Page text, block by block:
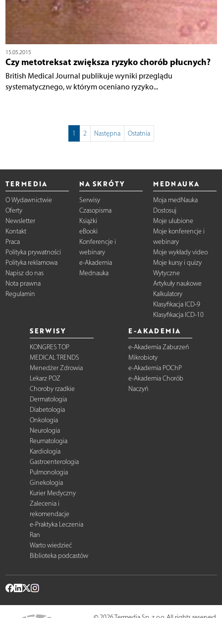
15.05.2015
Czy metotreksat zwiększa ryzyko chorób płucnych?
British Medical Journal publikuje wyniki przeglądu
systematycznego, w którym oceniano ryzyko...
1 2 Następna Ostatnia
TERMEDIA
O Wydawnictwie
Oferty
Newsletter
Kontakt
Praca
Polityka prywatności
Polityka reklamowa
Napisz do nas
Nota prawna
Regulamin
NA SKRÓTY
Serwisy
Czasopisma
Książki
eBooki
Konferencje i
webinary
e-Akademia
Mednauka
MEDNAUKA
Moja medNauka
Dostosuj
Moje ulubione
Moje konferencje i
webinary
Moje wykłady video
Moje kursy i quizy
Wytyczne
Artykuły naukowe
Kalkulatory
Klasyfikacja ICD-9
Klasyfikacja ICD-10
SERWISY
KONGRES TOP
MEDICAL TRENDS
Menedżer Zdrowia
Lekarz POZ
Choroby rzadkie
Dermatologia
Diabetologia
Onkologia
Neurologia
Reumatologia
Kardiologia
Gastroenterologia
Pulmonologia
Ginekologia
Kurier Medyczny
Zalecenia i
rekomendacje
e-Praktyka Leczenia
Ran
Warto wiedzieć
Biblioteka podcastów
E-AKADEMIA
e-Akademia Zaburzeń
Mikrobioty
e-Akademia POChP
e-Akademia Chorób
Naczyń